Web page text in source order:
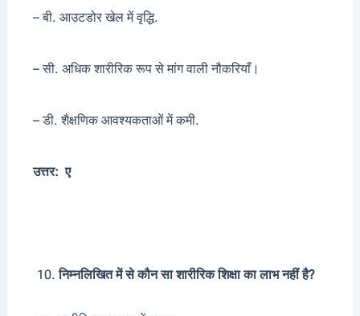
– बी. आउटडोर खेल में वृद्धि.
– सी. अधिक शारीरिक रूप से मांग वाली नौकरियाँ।
– डी. शैक्षणिक आवश्यकताओं में कमी.
उत्तर: ए
निम्नलिखित में से कौन सा शारीरिक शिक्षा का लाभ नहीं है?